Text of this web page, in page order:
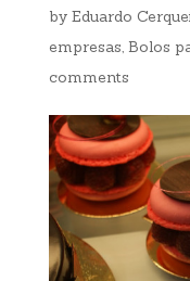
by Eduardo
empresas, Bolos
comments